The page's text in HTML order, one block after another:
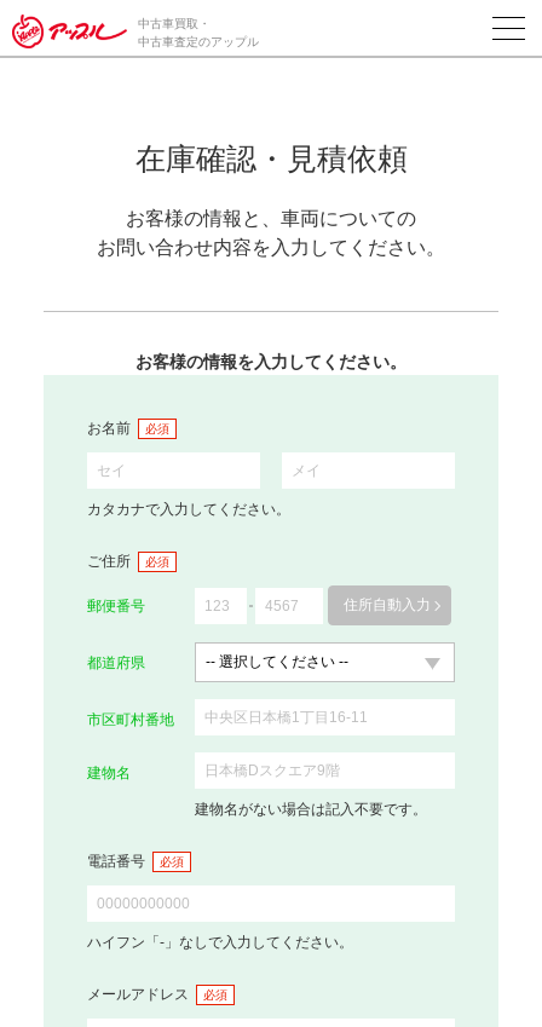
中古車買取・
中古車査定のアップル
在庫確認・見積依頼
お客様の情報と、車両についての
お問い合わせ内容を入力してください。
お客様の情報を入力してください。
お名前 必須
カタカナで入力してください。
ご住所 必須
郵便番号 住所自動入力
都道府県
市区町村番地
建物名
建物名がない場合は記入不要です。
電話番号 必須
ハイフン「-」なしで入力してください。
メールアドレス 必須